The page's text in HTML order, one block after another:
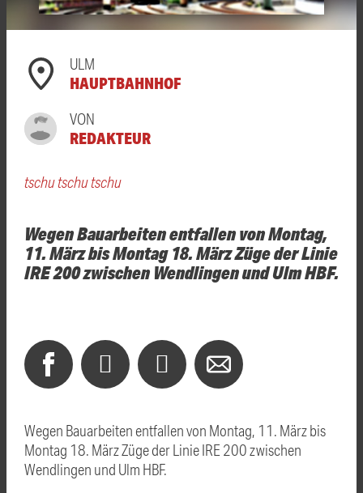
ULM
HAUPTBAHNHOF
VON
REDAKTEUR
tschu tschu tschu
Wegen Bauarbeiten entfallen von Montag,
11. März bis Montag 18. März Züge der Linie
IRE 200 zwischen Wendlingen und Ulm HBF.
Wegen Bauarbeiten entfallen von Montag, 11. März bis
Montag 18. März Züge der Linie IRE 200 zwischen
Wendlingen und Ulm HBF.